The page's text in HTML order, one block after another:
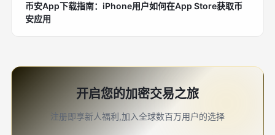
币安App下载指南：iPhone用户如何在App Store获取币
安应用
开启您的加密交易之旅
注册即享新人福利,加入全球数百万用户的选择